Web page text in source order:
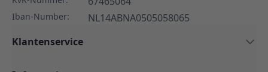
Iban-Number:
NL14ABNA0505058065
Klantenservice